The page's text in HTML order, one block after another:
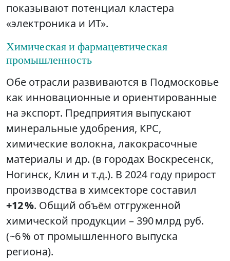
показывают потенциал кластера
«электроника и ИТ».
Химическая и фармацевтическая
промышленность
Обе отрасли развиваются в Подмосковье
как инновационные и ориентированные
на экспорт. Предприятия выпускают
минеральные удобрения, КРС,
химические волокна, лакокрасочные
материалы и др. (в городах Воскресенск,
Ногинск, Клин и т.д.). В 2024 году прирост
производства в химсекторе составил
+12 %. Общий объём отгруженной
химической продукции – 390 млрд руб.
(~6 % от промышленного выпуска
региона).